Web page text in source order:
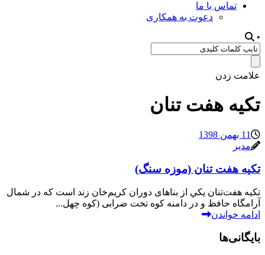
تماس با ما
دعوت به همکاری
•
علامت زدن
تکیه هفت تنان
11 بهمن 1398
مدیر
تکیه هفت تنان (موزه سنگ)
تکيه هفت‌تنان يكي از بناهای دوران کریم‌خان زند است که در شمال
آرامگاه حافظ و در دامنه کوه تخت ضرابی (کوه چهل...
ادامه خواندن
بایگانی‌ها